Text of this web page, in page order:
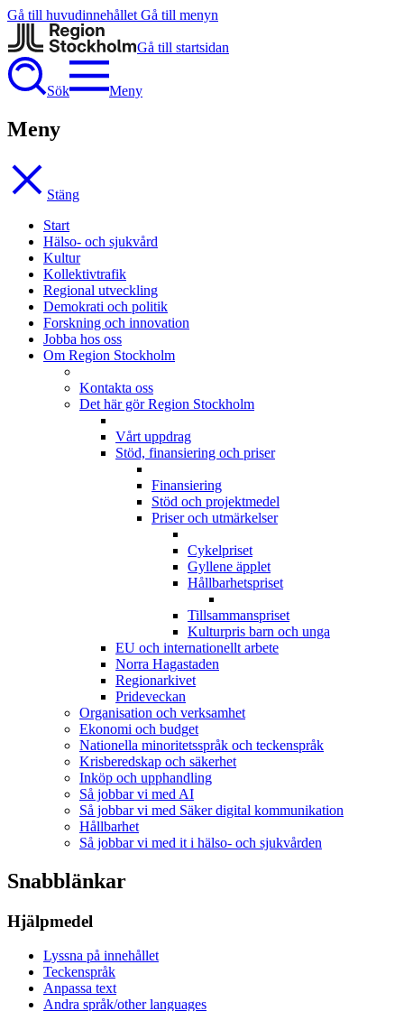
Gå till huvudinnehållet Gå till menyn
Gå till startsidan
Sök Meny
Meny
Stäng
Start
Hälso- och sjukvård
Kultur
Kollektivtrafik
Regional utveckling
Demokrati och politik
Forskning och innovation
Jobba hos oss
Om Region Stockholm
Kontakta oss
Det här gör Region Stockholm
Vårt uppdrag
Stöd, finansiering och priser
Finansiering
Stöd och projektmedel
Priser och utmärkelser
Cykelpriset
Gyllene äpplet
Hållbarhetspriset
Tillsammanspriset
Kulturpris barn och unga
EU och internationellt arbete
Norra Hagastaden
Regionarkivet
Prideveckan
Organisation och verksamhet
Ekonomi och budget
Nationella minoritetsspråk och teckenspråk
Krisberedskap och säkerhet
Inköp och upphandling
Så jobbar vi med AI
Så jobbar vi med Säker digital kommunikation
Hållbarhet
Så jobbar vi med it i hälso- och sjukvården
Snabblänkar
Hjälpmedel
Lyssna på innehållet
Teckenspråk
Anpassa text
Andra språk/other languages